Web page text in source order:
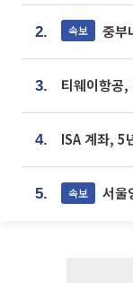
2. 속보 중부
3.
4. ISA 계좌, 5
5. 속보 서울